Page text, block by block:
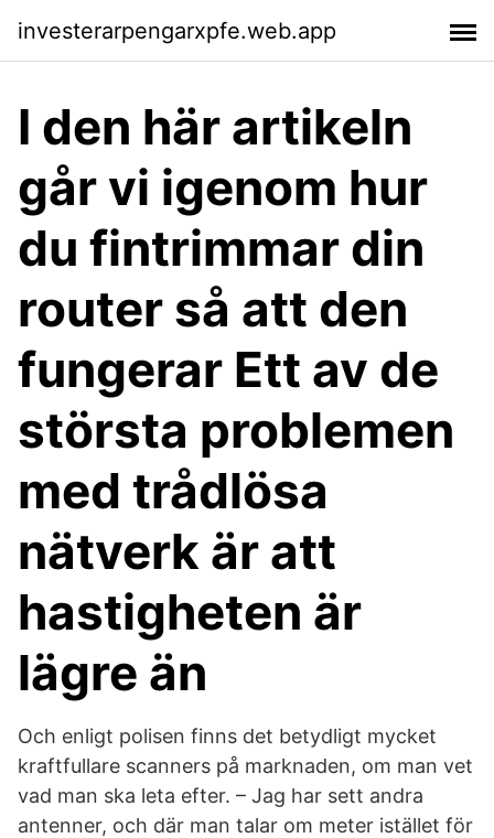
investerarpengarxpfe.web.app
I den här artikeln
går vi igenom hur
du fintrimmar din
router så att den
fungerar Ett av de
största problemen
med trådlösa
nätverk är att
hastigheten är
lägre än
Och enligt polisen finns det betydligt mycket
kraftfullare scanners på marknaden, om man vet
vad man ska leta efter. – Jag har sett andra
antenner, och där man talar om meter istället för